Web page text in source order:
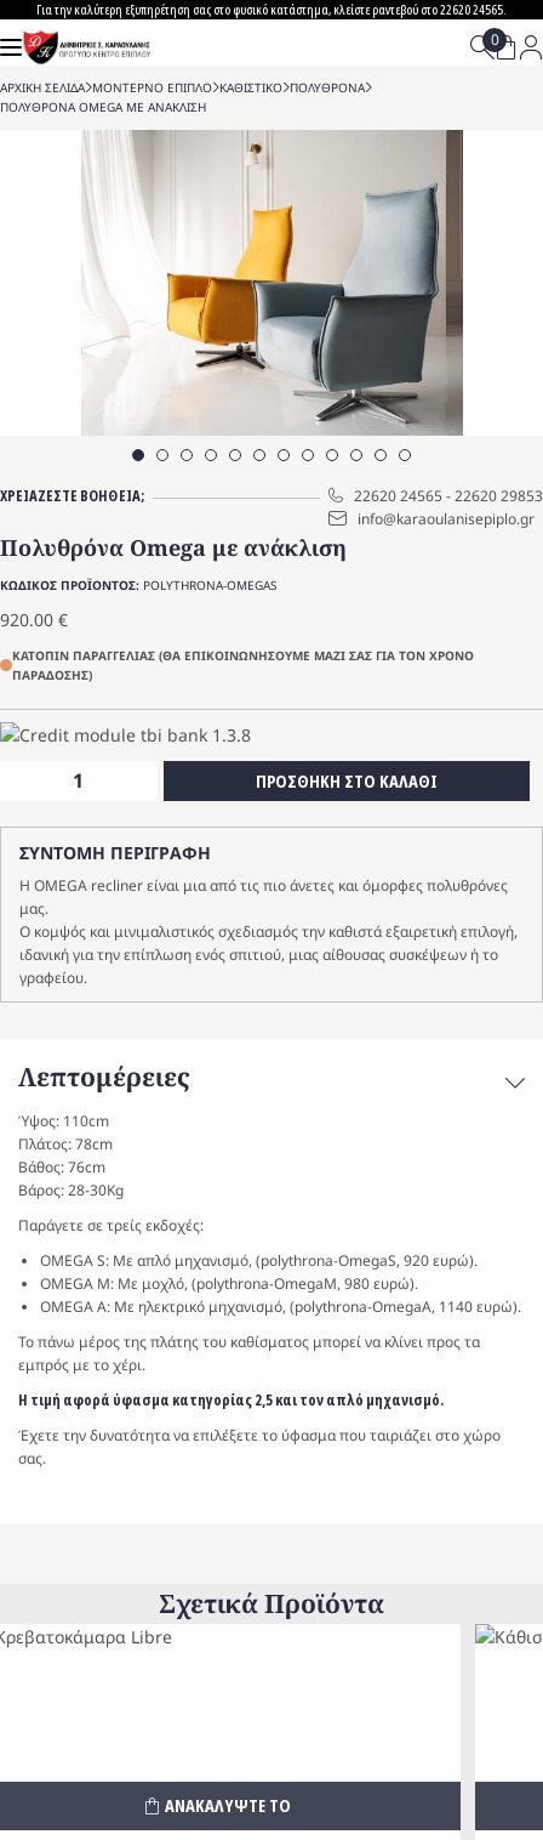
to
content
Για την καλύτερη εξυπηρέτηση σας στο φυσικό κατάστημα, κλείστε ραντεβού στο 22620 24565.
ΑΡΧΙΚΗ ΣΕΛΙΔΑ>ΜΟΝΤΕΡΝΟ ΕΠΙΠΛΟ>ΚΑΘΙΣΤΙΚΟ>ΠΟΛΥΘΡΟΝΑ>
ΠΟΛΥΘΡΟΝΑ OMEGA ΜΕ ΑΝΑΚΛΙΣΗ
ΧΡΕΙΑΖΕΣΤΕ ΒΟΗΘΕΙΑ; 22620 24565-22620 29853
info@karaoulanisepiplo.gr
Πολυθρόνα Omega με ανάκλιση
ΚΩΔΙΚΟΣ ΠΡΟΪΟΝΤΟΣ: POLYTHRONA-OMEGAS
920.00 €
ΚΑΤΟΠΙΝ ΠΑΡΑΓΓΕΛΙΑΣ (ΘΑ ΕΠΙΚΟΙΝΩΝΗΣΟΥΜΕ ΜΑΖΙ ΣΑΣ ΓΙΑ ΤΟΝ ΧΡΟΝΟ
ΠΑΡΑΔΟΣΗΣ)
Πολυθρόνα
με
ανάκλιση
ποσότητα
ΠΡΟΣΘΗΚΗ ΣΤΟ ΚΑΛΑΘΙ
ΣΥΝΤΟΜΗ ΠΕΡΙΓΡΑΦΗ
Η OMEGA recliner είναι μια από τις πιο άνετες και όμορφες πολυθρόνες
μας.
Ο κομψός και μινιμαλιστικός σχεδιασμός την καθιστά εξαιρετική επιλογή,
ιδανική για την επίπλωση ενός σπιτιού, μιας αίθουσας συσκέψεων ή το
γραφείου.
Λεπτομέρειες
Ύψος: 110cm
Πλάτος: 78cm
Βάθος: 76cm
Βάρος: 28-30Kg
Παράγετε σε τρείς εκδοχές:
OMEGA S: Με απλό μηχανισμό, (polythrona-OmegaS, 920 ευρώ).
OMEGA M: Με μοχλό, (polythrona-OmegaM, 980 ευρώ).
OMEGA A: Με ηλεκτρικό μηχανισμό, (polythrona-OmegaA, 1140 ευρώ).
Το πάνω μέρος της πλάτης του καθίσματος μπορεί να κλίνει προς τα
εμπρός με το χέρι.
Η τιμή αφορά ύφασμα κατηγορίας 2,5 και τον απλό μηχανισμό.
Έχετε την δυνατότητα να επιλέξετε το ύφασμα που ταιριάζει στο χώρο
σας.
Σχετικά Προϊόντα
ΑΝΑΚΑΛΥΨΤΕ ΤΟ